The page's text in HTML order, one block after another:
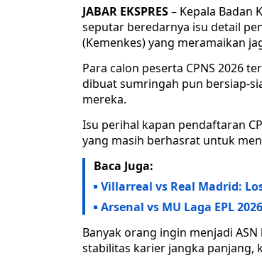
JABAR EKSPRES– Kepala Badan
seputar beredarnya isu detail
(Kemenkes) yang meramaikan
Para calon peserta CPNS 2026
dibuat sumringah pun bersiap-
mereka.
Isu perihal kapan pendaftaran
yang masih berhasrat untuk
Baca Juga:
Villarreal vs Real Madrid:
Arsenal vs MU Laga EPL
Banyak orang ingin menjadi
stabilitas karier jangka panjang,